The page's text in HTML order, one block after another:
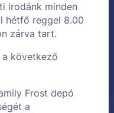
irodánk minden
hétfő reggel 8.00
zárva tart.
következő
Frost depó
a
Frost az